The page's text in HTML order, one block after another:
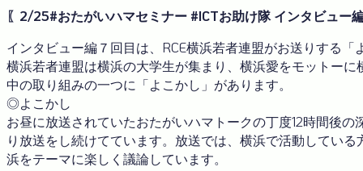
〖2/25#おたがいハマセミナー #ICTお助け隊 インタビュー
インタビュー編７回目は、RCE横浜若者連盟がお送りする
横浜若者連盟は横浜の大学生が集まり、横浜愛をモットー
中の取り組みの一つに「よこかし」があります。
◎よこかし
お昼に放送されていたおたがいハマトークの丁度12時間後
り放送をし続けてています。放送では、横浜で活動してい
浜をテーマに楽しく議論しています。